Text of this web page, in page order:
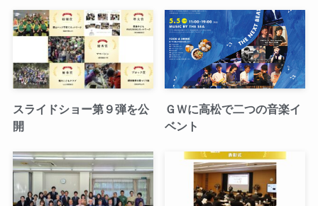
スライドショー第９弾を公
開
ＧＷに高松で二つの音楽イ
ベント